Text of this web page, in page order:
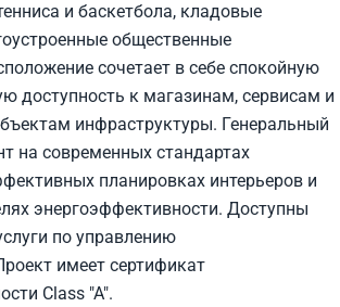
и баскетбола, кладовые
общественные
сочетает в себе спокойную
доступность к магазинам, сервисам и
инфраструктуры. Генеральный
на современных стандартах
планировках интерьеров и
энергоэффективности. Доступны
по управлению
имеет сертификат
Class "A".